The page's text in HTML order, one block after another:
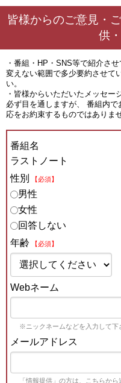
皆様からのご意見・
供
・番組・HP・SNS等で紹介さ
変えない範囲で多少要約させて
い。
・皆様からいただいたメッセー
必ず目を通しますが、 番組内
応をお約束するものではありま
番組名
ラストノート
性別
【必須】
男性
女性
回答しない
年齢
【必須】
Webネーム
※ニックネームなどを入力して下
メールアドレス
「情報提供」の方は、こちらか